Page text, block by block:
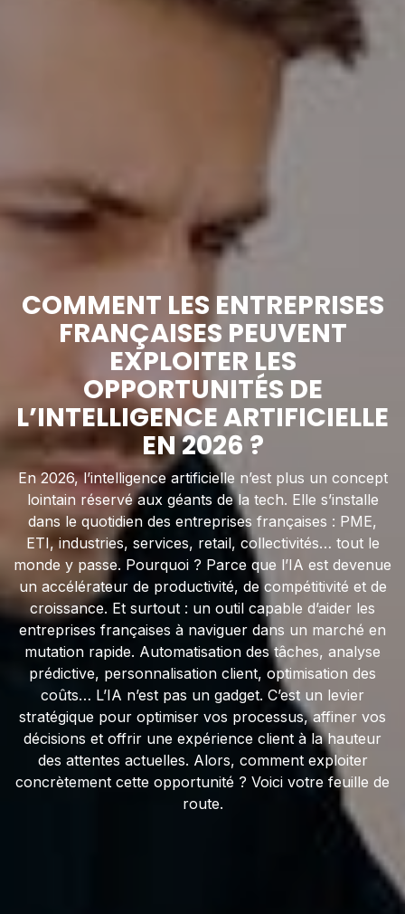
COMMENT LES ENTREPRISES
FRANÇAISES PEUVENT
EXPLOITER LES
OPPORTUNITÉS DE
L’INTELLIGENCE ARTIFICIELLE
EN 2026 ?
En 2026, l’intelligence artificielle n’est plus un concept
lointain réservé aux géants de la tech. Elle s’installe
dans le quotidien des entreprises françaises : PME,
ETI, industries, services, retail, collectivités… tout le
monde y passe. Pourquoi ? Parce que l’IA est devenue
un accélérateur de productivité, de compétitivité et de
croissance. Et surtout : un outil capable d’aider les
entreprises françaises à naviguer dans un marché en
mutation rapide. Automatisation des tâches, analyse
prédictive, personnalisation client, optimisation des
coûts… L’IA n’est pas un gadget. C’est un levier
stratégique pour optimiser vos processus, affiner vos
décisions et offrir une expérience client à la hauteur
des attentes actuelles. Alors, comment exploiter
concrètement cette opportunité ? Voici votre feuille de
route.